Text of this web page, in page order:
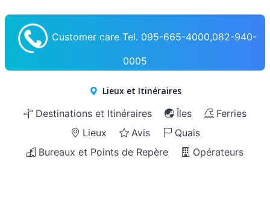
Customer care Tel. 095-665-4000,082-940-
0005
Lieux et Itinéraires
Destinations et Itinéraires Îles
Ferries
Lieux
Avis
Quais
Bureaux et Points de Repère
Opérateurs